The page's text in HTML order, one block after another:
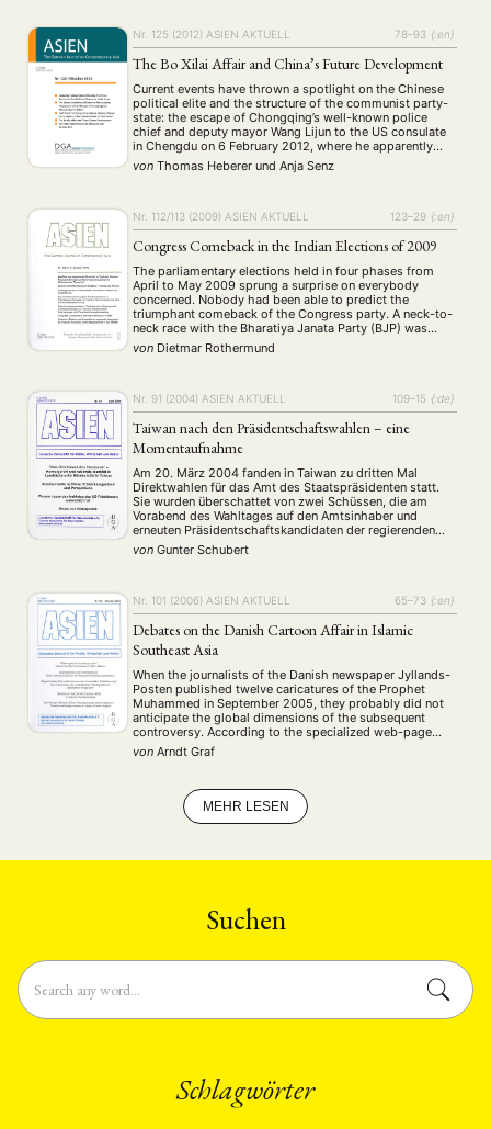
NEWS ASIEN ARBEITSKREISE VERANSTALTUNGEN EXPERTISE
ANGEBOTE
ANTRAG AUF EINEN SMALL GRANT DER DGA MITGLIEDERBEREICH DIE DGA
MITGLIEDSCHAFT
Aktuelles von unseren Mitgliedern (4) Art (5) ASIEN (Zeitschrift)
Cinema (4) DGA Diskussion Forschung (234)
Geografie Geschichte (93) Gesellschaft (283) Globalisation (7)
Hybrid (172) Kultur (27) Kunst (4) Lecture (94) Literatur (261)
Medien (24) Migration (39) Nationalism (6) Online (235)
Philosophie (12) Politik (417) Politikwissenschaften (13) Praktikum
Präsentation (13) Programm (5) Publikation (23) Recht (20)
Religion (75) Sozialwissenschaften (4) Sprache (36) Sprachkurse (8)
Stellenausschreibung (661) Stipendium
Umwelt (45) Veranstaltung (788) Webinar Wirtschaft (199)
Workshop (126)
MITGLIEDSCHAFT
MITGLIEDERBEREICH KONTAKT SPENDEN SIE JETZT!
ENGLISH
Nr. 125 (2012) ASIEN AKTUELL 78–93 {:en}
The Bo Xilai Affair and China’s Future Development
Current events have thrown a spotlight on the Chinese
political elite and the structure of the communist party-
state: the escape of Chongqing’s well-known police
chief and deputy mayor Wang Lijun to the US consulate
in Chengdu on 6 February 2012, where he apparently
sought asylum, the dismissal of Chongqing’s powerful
party chief Bo Xilai, and …
von Thomas Heberer und Anja Senz
Nr. 112/113 (2009) ASIEN AKTUELL 123–29 {:en}
Congress Comeback in the Indian Elections of 2009
The parliamentary elections held in four phases from
April to May 2009 sprung a surprise on everybody
concerned. Nobody had been able to predict the
triumphant comeback of the Congress party. A neck-to-
neck race with the Bharatiya Janata Party (BJP) was
expected, and as voters often turn against the
incumbent, a swing toward the BJP …
von Dietmar Rothermund
Nr. 91 (2004) ASIEN AKTUELL 109–15 {:de}
Taiwan nach den Präsidentschaftswahlen – eine
Momentaufnahme
Am 20. März 2004 fanden in Taiwan zu dritten Mal
Direktwahlen für das Amt des Staatspräsidenten statt.
Sie wurden überschattet von zwei Schüssen, die am
Vorabend des Wahltages auf den Amtsinhaber und
erneuten Präsidentschaftskandidaten der regierenden
Demokratischen Fortschrittspartei (DFP) Chen Shuibian
und seine Stellvertreterin Lu Xiulian (Annette Lu)
von Gunter Schubert
Nr. 101 (2006) ASIEN AKTUELL 65–73 {:en}
Debates on the Danish Cartoon Affair in Islamic
Southeast Asia
When the journalists of the Danish newspaper Jyllands-
Posten published twelve caricatures of the Prophet
Muhammed in September 2005, they probably did not
anticipate the global dimensions of the subsequent
controversy. According to the specialized web-page
www.cartoonbodycount.com, until April 2006 alone, 139
people were killed and 823 injured worldwide in
von Arndt Graf
MEHR LESEN
Suchen
Schlagwörter